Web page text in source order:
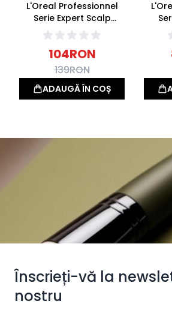
L'Oreal Professionnel
Serie Expert Scalp
Advanced Tratament
calmant pentru Scalp
sensibil 200ml
104RON
139RON
ADAUGĂ ÎN COȘ
Înscrieți-vă la
nostru